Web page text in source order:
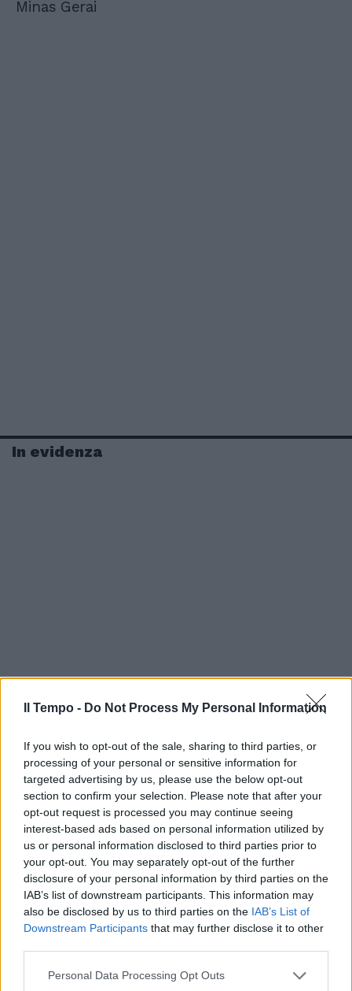
Il Tempo - Do Not Process My Personal Information
If you wish to opt-out of the sale, sharing to third parties, or
processing of your personal or sensitive information for
targeted advertising by us, please use the below opt-out
section to confirm your selection. Please note that after your
opt-out request is processed you may continue seeing
interest-based ads based on personal information utilized by
us or personal information disclosed to third parties prior to
your opt-out. You may separately opt-out of the further
disclosure of your personal information by third parties on the
IAB’s list of downstream participants. This information may
also be disclosed by us to third parties on the IAB’s List of
Downstream Participants that may further disclose it to other
Personal Data Processing Opt Outs
Minas Gerai
In evidenza